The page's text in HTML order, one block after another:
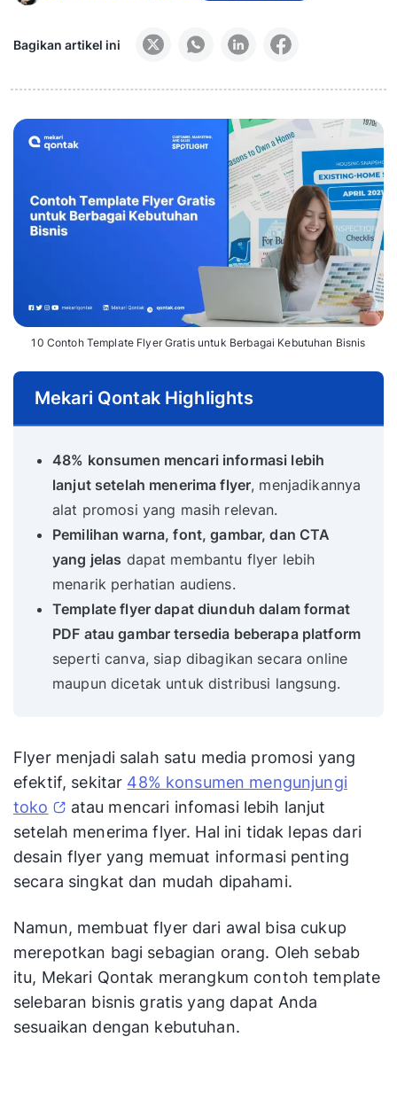
Bagikan artikel ini
10 Contoh Template Flyer Gratis untuk Berbagai Kebutuhan Bisnis
Mekari Qontak Highlights
48% konsumen mencari informasi lebih
lanjut setelah menerima flyer, menjadikannya
alat promosi yang masih relevan.
Pemilihan warna, font, gambar, dan CTA
yang jelas dapat membantu flyer lebih
menarik perhatian audiens.
Template flyer dapat diunduh dalam format
PDF atau gambar tersedia beberapa platform
seperti canva, siap dibagikan secara online
maupun dicetak untuk distribusi langsung.
Flyer menjadi salah satu media promosi yang
efektif, sekitar 48% konsumen mengunjungi
toko
atau mencari infomasi lebih lanjut
setelah menerima flyer. Hal ini tidak lepas dari
desain flyer yang memuat informasi penting
secara singkat dan mudah dipahami.
Namun, membuat flyer dari awal bisa cukup
merepotkan bagi sebagian orang. Oleh sebab
itu, Mekari Qontak merangkum contoh template
selebaran bisnis gratis yang dapat Anda
sesuaikan dengan kebutuhan.